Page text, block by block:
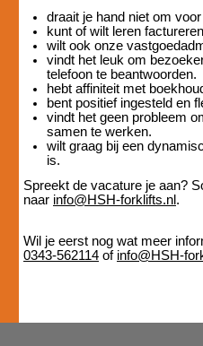
draait je hand niet om
kunt of wilt leren
wilt ook onze
vindt het leuk om
telefoon te beantwoorden.
hebt affiniteit met
bent positief ingesteld en
vindt het geen probleem
samen te werken.
wilt graag bij een
is.
Spreekt de vacature je aan?
naar info@HSH-forklifts.nl .
Wil je eerst nog wat meer
0343-562114 of info@HSH-